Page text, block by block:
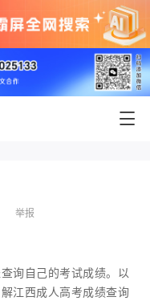
举报
询自己的考试成绩。以
江西成人高考成绩查询